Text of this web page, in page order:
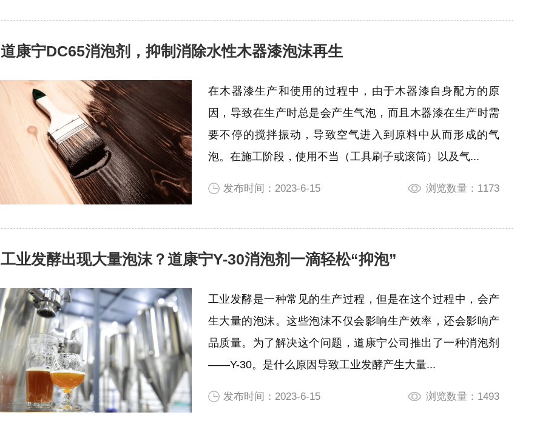
道康宁DC65消泡剂，抑制消除水性木器漆泡沫再生
在木器漆生产和使用的过程中，由于木器漆自身配方的原
因，导致在生产时总是会产生气泡，而且木器漆在生产时需
要不停的搅拌振动，导致空气进入到原料中从而形成的气
泡。在施工阶段，使用不当（工具刷子或滚筒）以及气...
发布时间：2023-6-15 浏览数量：1173
工业发酵出现大量泡沫？道康宁Y-30消泡剂一滴轻松“抑泡”
工业发酵是一种常见的生产过程，但是在这个过程中，会产
生大量的泡沫。这些泡沫不仅会影响生产效率，还会影响产
品质量。为了解决这个问题，道康宁公司推出了一种消泡剂
——Y-30。是什么原因导致工业发酵产生大量...
发布时间：2023-6-15 浏览数量：1493